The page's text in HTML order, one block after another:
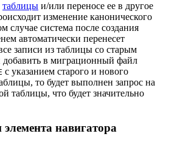
таблицы и/или переносе ее в другое
изменение канонического
случае система после создания
автоматически перенесет
записи из таблицы со старым
в миграционный файл
с указанием старого и нового
то будет выполнен запрос на
таблицы, что будет значительно
навигатора